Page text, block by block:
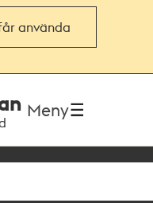
använda
Meny